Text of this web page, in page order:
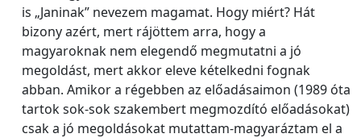
is „Janinak” nevezem magamat. Hogy miért? Hát
bizony azért, mert rájöttem arra, hogy a
magyaroknak nem elegendő megmutatni a jó
megoldást, mert akkor eleve kételkedni fognak
abban. Amikor a régebben az előadásaimon (1989 óta
tartok sok-sok szakembert megmozdító előadásokat)
csak a jó megoldásokat mutattam-magyaráztam el a